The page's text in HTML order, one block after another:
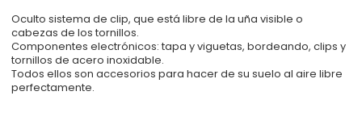
Oculto sistema de clip, que está libre de la uña visible o
cabezas de los tornillos.
Componentes electrónicos: tapa y viguetas, bordeando, clips y
tornillos de acero inoxidable.
Todos ellos son accesorios para hacer de su suelo al aire libre
perfectamente.